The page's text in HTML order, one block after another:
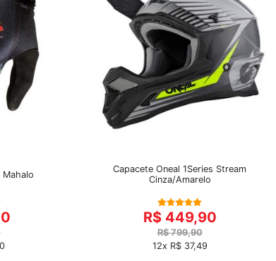
Mahalo
Capacete Oneal 1Series Stream
Cinza/Amarelo
R$ 449,90
R$ 799,90
12x R$ 37,49